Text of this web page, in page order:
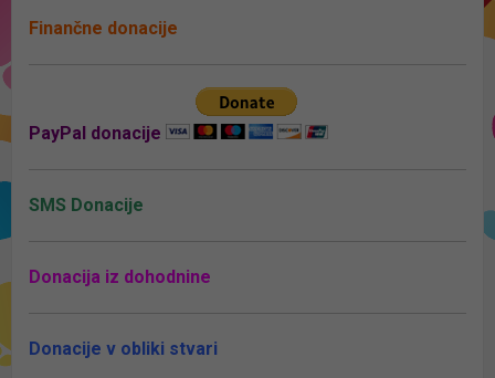
Finančne donacije
PayPal donacije
SMS Donacije
Donacija iz dohodnine
Donacije v obliki stvari